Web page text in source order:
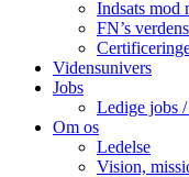
Indsats mod
FN’s
Vidensunivers
Jobs
Ledige jobs
Om os
Ledelse
Vision,